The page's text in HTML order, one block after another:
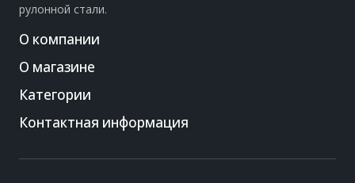
рулонной стали.
О компании
О магазине
Категории
Контактная информация